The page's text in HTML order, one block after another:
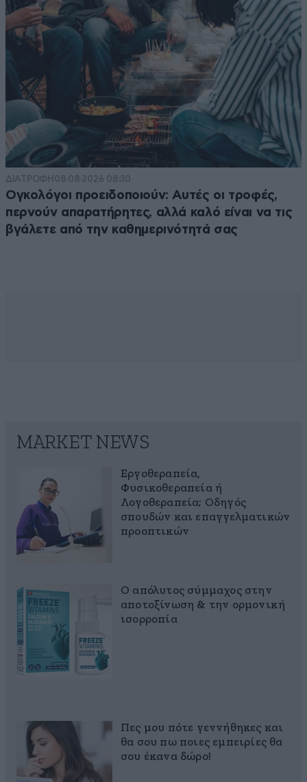
ΔΙΑΤΡΟΦΗ 08·08·2026 08:30
Ογκολόγοι προειδοποιούν: Αυτές οι τροφές,
περνούν απαρατήρητες, αλλά καλό είναι να τις
βγάλετε από την καθημερινότητά σας
MARKET NEWS
Εργοθεραπεία,
Φυσικοθεραπεία ή
Λογοθεραπεία; Οδηγός
σπουδών και επαγγελματικών
προοπτικών
Ο απόλυτος σύμμαχος στην
αποτοξίνωση & την ορμονική
ισορροπία
Πες μου πότε γεννήθηκες και
θα σου πω ποιες εμπειρίες θα
σου έκανα δώρο!